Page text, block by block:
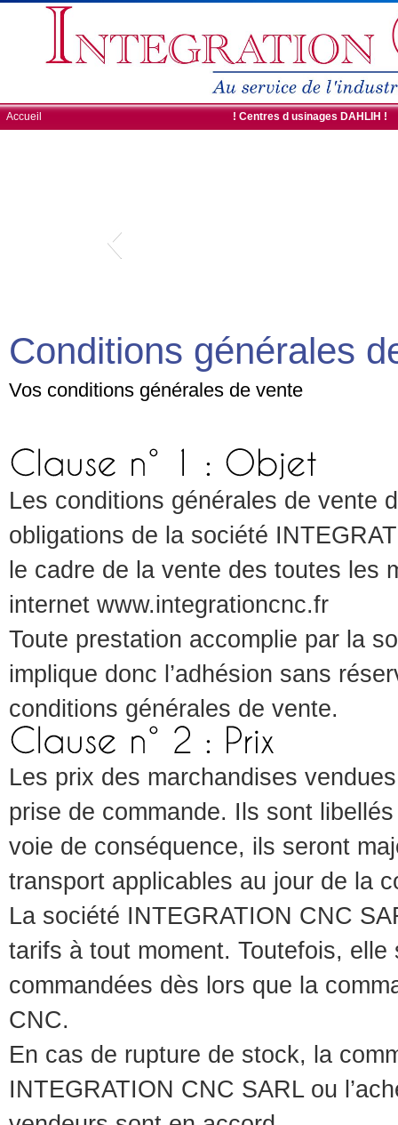
Accueil ! Centres d usinages DAHLIH !
Conditions générales
Vos conditions générales de vente
Les conditions générales de vente
obligations de la société
le cadre de la vente des toutes les
internet www.integrationcnc.fr
Toute prestation accomplie par la
implique donc l’adhésion sans
conditions générales de vente.
Les prix des marchandises
prise de commande. Ils sont
voie de conséquence, ils seront
transport applicables au jour de la
La société INTEGRATION CNC
tarifs à tout moment. Toutefois, elle
commandées dès lors que la
CNC.
En cas de rupture de stock, la
INTEGRATION CNC SARL ou